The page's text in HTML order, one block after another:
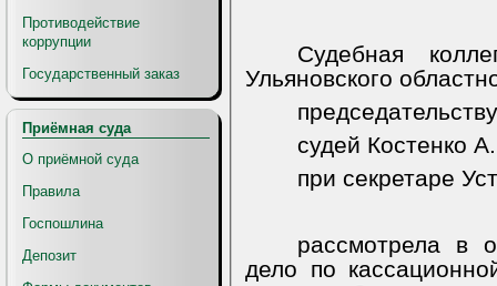
Противодействие
коррупции
Государственный заказ
Приёмная суда
О приёмной суда
Правила
Госпошлина
Депозит
Судебная
Ульяновского
судей Костенко
при секретаре
рассмотрела в
дело по